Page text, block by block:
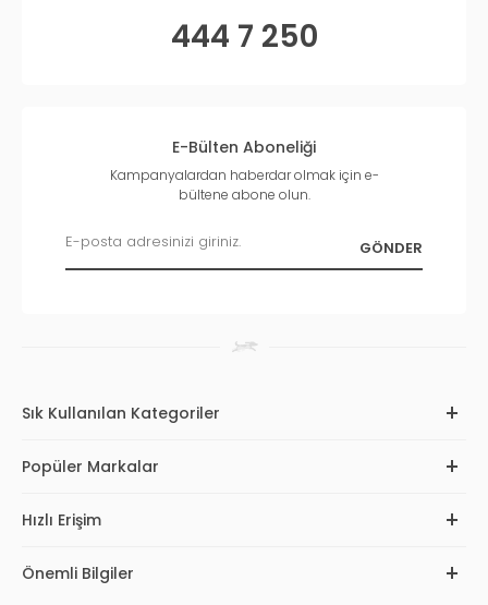
444 7 250
E-Bülten Aboneliği
Kampanyalardan haberdar olmak için e-
bültene abone olun.
Sık Kullanılan Kategoriler
Popüler Markalar
Hızlı Erişim
Önemli Bilgiler